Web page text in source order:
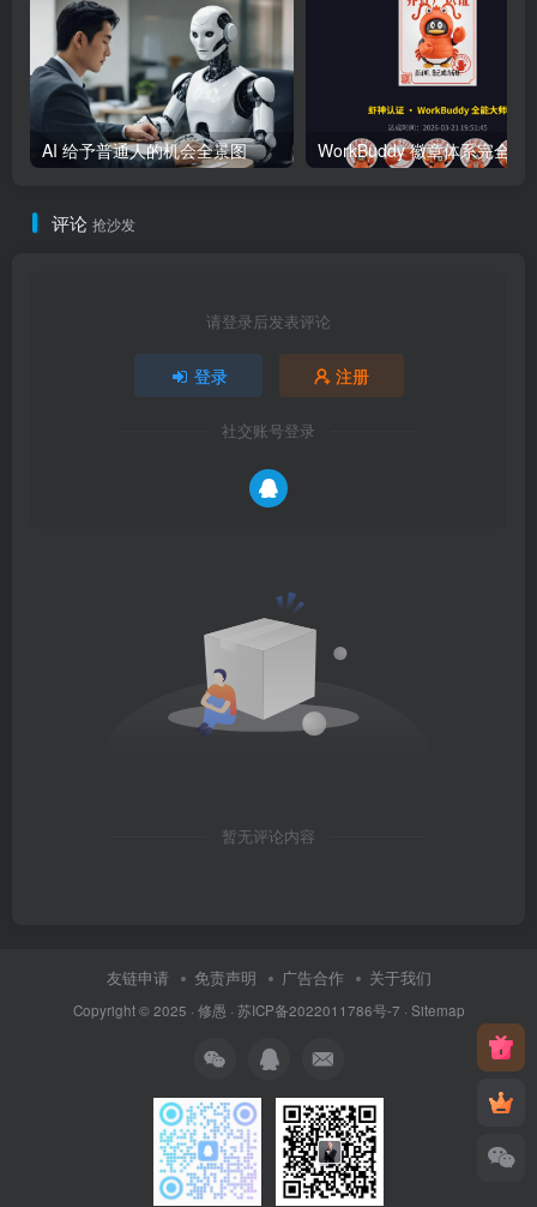
AI 给予普通人的机会全景图
评论 抢沙发
请登录后发表评论
登录 注册
社交账号登录
暂无评论内容
友链申请 免责声明 广告合作 关于我们
Copyright © 2025 · 修愚 · 苏ICP备2022011786号-7 · Sitemap